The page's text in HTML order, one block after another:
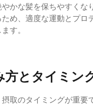
かな髪を保ちやすくな
め、適度な運動とプロ
す。
方とタイミン
取のタイミングが重要